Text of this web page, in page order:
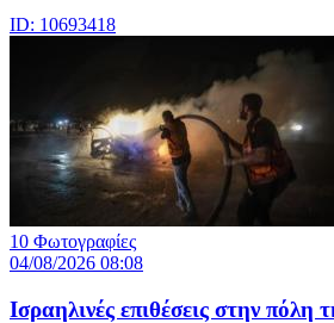
ID: 10693418
10 Φωτογραφίες
04/08/2026 08:08
Iσραηλινές επιθέσεις στην πόλη